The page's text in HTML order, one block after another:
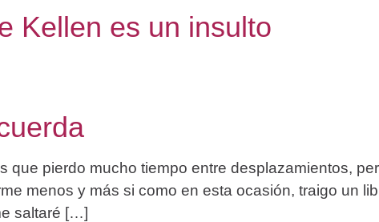
Kellen es un insulto
que pierdo mucho tiempo entre desplazamientos,
menos y más si como en esta ocasión, traigo un
saltaré […]